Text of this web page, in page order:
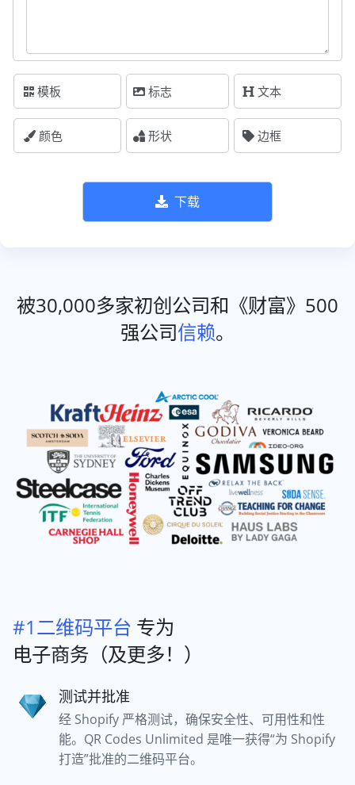
模板 标志 文本
颜色 形状 边框
下载
被30,000多家初创公司和《财富》500
强公司信赖。
#1二维码平台 专为
电子商务（及更多！）
测试并批准
经 Shopify 严格测试，确保安全性、可用性和性
能。QR Codes Unlimited 是唯一获得“为 Shopify
打造”批准的二维码平台。